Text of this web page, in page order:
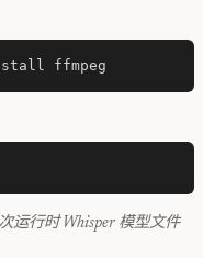
运行时 Whisper 模型文件